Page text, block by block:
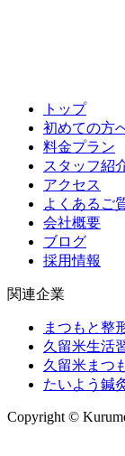
トップ
初めての方
料金プラン
スタッフ紹
アクセス
よくあるご
会社概要
ブログ
採用情報
関連企業
まつもと整
久留米生活
久留米まつ
たいよう鍼
Copyright ©